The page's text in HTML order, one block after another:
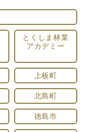
とくしま林業
アカデミー
上板町
北島町
徳島市